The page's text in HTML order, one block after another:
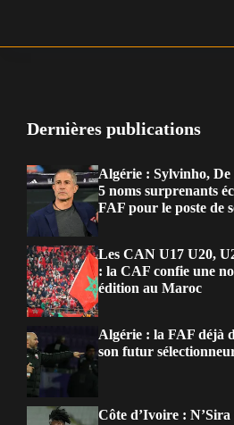
Dernières publications
Algérie : Sylvinho,
5 noms surprenants
FAF pour le poste de
Les CAN U17 U20,
: la CAF confie une
édition au Maroc
Algérie : la FAF déjà
son futur
Côte d’Ivoire :